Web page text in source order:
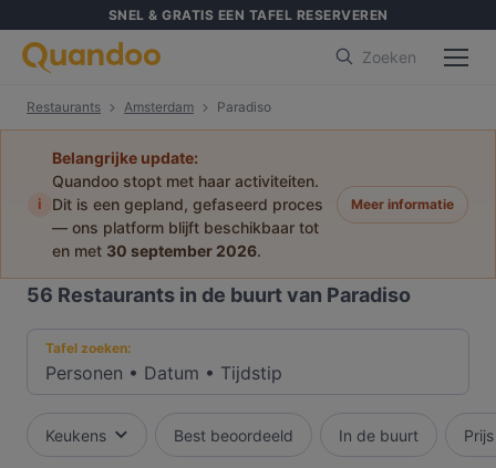
SNEL & GRATIS EEN TAFEL RESERVEREN
Zoeken
Restaurants Amsterdam Paradiso
i
Belangrijke update:
Quandoo stopt met haar activiteiten.
Dit is een gepland, gefaseerd proces
— ons platform blijft beschikbaar tot
en met 30 september 2026.
Meer informatie
56 Restaurants in de buurt van Paradiso
Tafel zoeken:
Personen • Datum • Tijdstip
Keukens Best beoordeeld In de buurt Prijs